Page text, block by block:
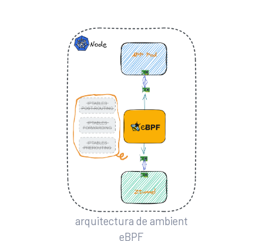
arquitectura de ambient
eBPF